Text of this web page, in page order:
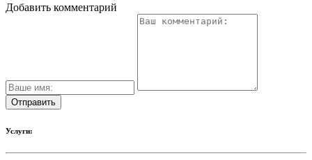
Добавить комментарий
Услуги: